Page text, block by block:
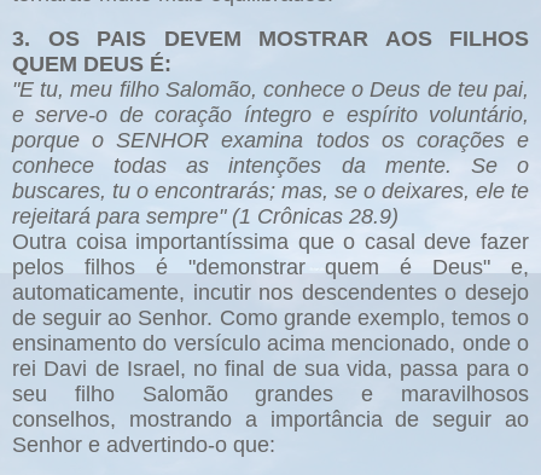
3. OS PAIS DEVEM MOSTRAR AOS FILHOS
QUEM DEUS É:
"E tu, meu filho Salomão, conhece o Deus de teu pai,
e serve-o de coração íntegro e espírito voluntário,
porque o SENHOR examina todos os corações e
conhece todas as intenções da mente. Se o
buscares, tu o encontrarás; mas, se o deixares, ele te
rejeitará para sempre" (1 Crônicas 28.9)
Outra coisa importantíssima que o casal deve fazer
pelos filhos é "demonstrar quem é Deus" e,
automaticamente, incutir nos descendentes o desejo
de seguir ao Senhor. Como grande exemplo, temos o
ensinamento do versículo acima mencionado, onde o
rei Davi de Israel, no final de sua vida, passa para o
seu filho Salomão grandes e maravilhosos
conselhos, mostrando a importância de seguir ao
Senhor e advertindo-o que: